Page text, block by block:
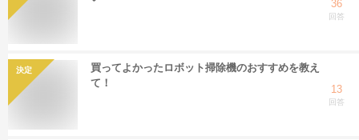
36
回答
決定
買ってよかったロボット掃除機のおすすめを教え
て！
13
回答